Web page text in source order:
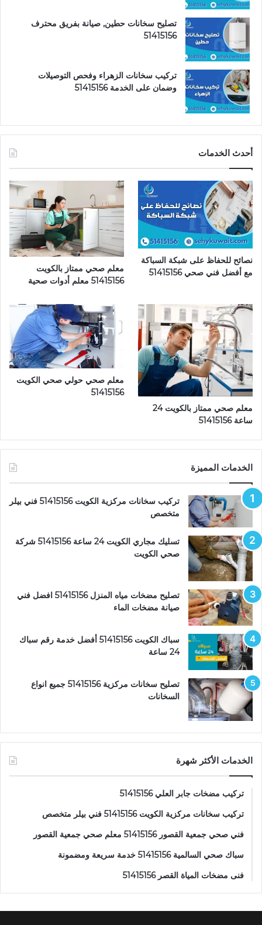
تصليح سخانات حطين, صيانة بفريق محترف
51415156
تركيب سخانات الزهراء وفحص التوصيلات
وضمان على الخدمة 51415156
أحدث الخدمات
نصائح للحفاظ على شبكة السباكة
مع أفضل فني صحي 51415156
معلم صحي ممتاز بالكويت
51415156 معلم أدوات صحية
معلم صحي ممتاز بالكويت 24
ساعة 51415156
معلم صحي حولي صحي الكويت
51415156
الخدمات المميزة
تركيب سخانات مركزية الكويت 51415156 فني بيلر
متخصص
تسليك مجاري الكويت 24 ساعة 51415156 شركة
صحي الكويت
تصليح مضخات مياه المنزل 51415156 افضل فني
صيانة مضخات الماء
سباك الكويت 51415156 أفضل خدمة رقم سباك
24 ساعة
تصليح سخانات مركزية 51415156 جميع انواع
السخانات
الخدمات الأكثر شهرة
تركيب مضخات جابر العلي 51415156
تركيب سخانات مركزية الكويت 51415156 فني بيلر متخصص
فني صحي جمعية القصور 51415156 معلم صحي جمعية القصور
سباك صحي السالمية 51415156 خدمة سريعة ومضمونة
فنى مضخات المياة القصر 51415156